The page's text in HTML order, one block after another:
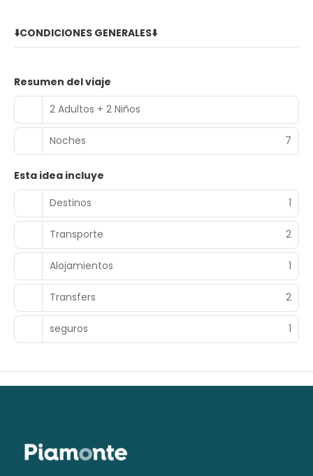
⬇️CONDICIONES GENERALES⬇️
Resumen del viaje
2 Adultos + 2 Niños
Noches 7
Esta idea incluye
Destinos
1
Transporte 2
Alojamientos 1
Transfers 2
seguros 1